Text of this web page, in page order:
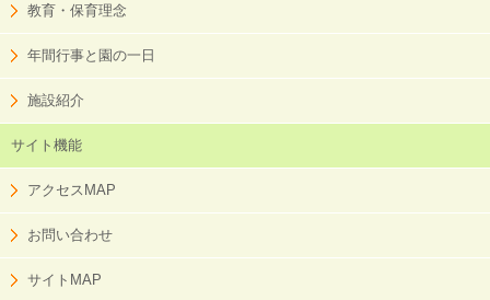
教育・保育理念
年間行事と園の一日
施設紹介
サイト機能
アクセスMAP
お問い合わせ
サイトMAP